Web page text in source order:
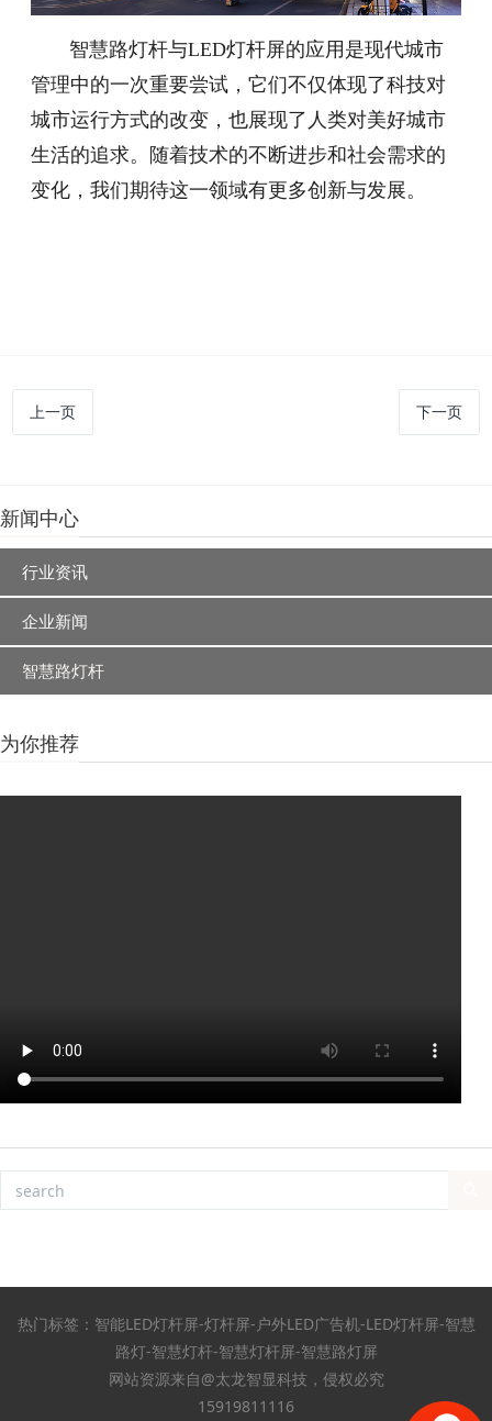
智慧路灯杆与LED灯杆屏的应用是现代城市
管理中的一次重要尝试，它们不仅体现了科技对
城市运行方式的改变，也展现了人类对美好城市
生活的追求。随着技术的不断进步和社会需求的
变化，我们期待这一领域有更多创新与发展。
上一页 下一页
新闻中心
行业资讯
企业新闻
智慧路灯杆
为你推荐
热门标签：智能LED灯杆屏-灯杆屏-户外LED广告机-LED灯杆屏-智慧
路灯-智慧灯杆-智慧灯杆屏-智慧路灯屏
网站资源来自@太龙智显科技，侵权必究
15919811116